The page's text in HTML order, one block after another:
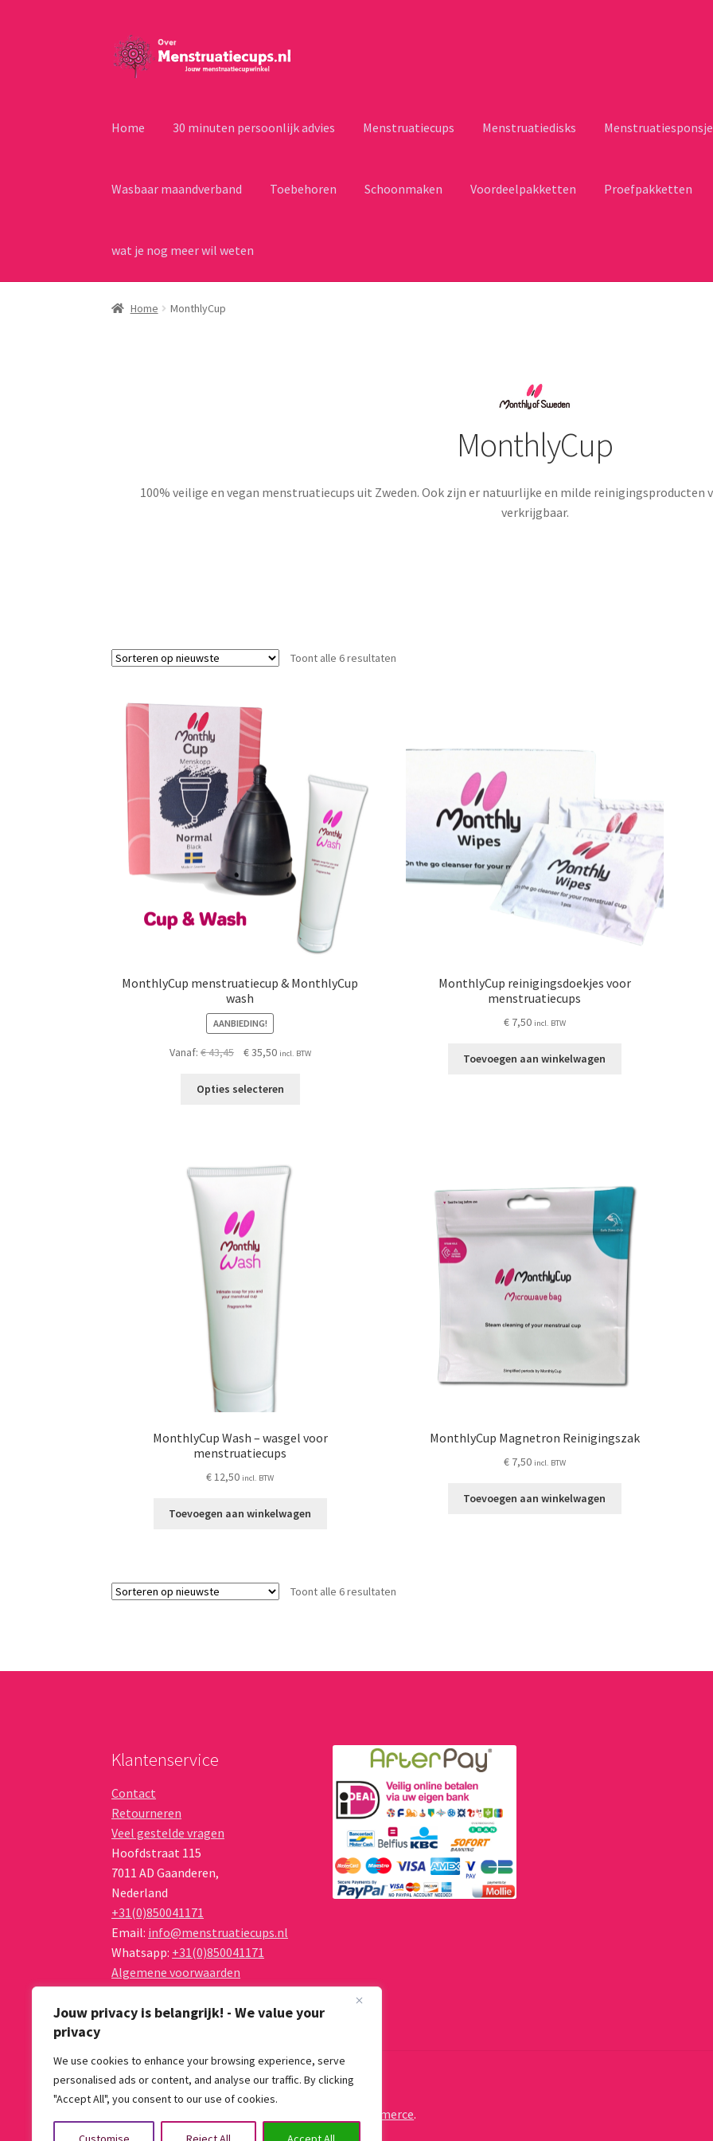
Jouw privacy is belangrijk! - We value your
privacy
We use cookies to enhance your browsing experience, serve
personalised ads or content, and analyse our traffic. By clicking
"Accept All", you consent to our use of cookies.
Ga
door
naar
Ga
naar
Home 30 minuten persoonlijk advies Menstruatiecups Menstruatiedisks
Wasbaar maandverband Toebehoren Schoonmaken Voordeelpakketten Proefpakketten
wat je nog meer wil weten
Home MonthlyCup
MonthlyCup
100% veilige en vegan menstruatiecups uit Zweden. Ook zijn er natuurlijke en milde reinigingsproducten
verkrijgbaar.
Toont alle 6 resultaten
MonthlyCup menstruatiecup & MonthlyCup
wash
AANBIEDING!
Vanaf:€43,45
Oorspronkelijke
was:
€35,50Huidige
is:
incl. BTW
Opties selecteren
MonthlyCup reinigingsdoekjes voor
menstruatiecups
€7,50 incl. BTW
Toevoegen aan winkelwagen
MonthlyCup Wash – wasgel voor
menstruatiecups
€12,50 incl. BTW
Toevoegen aan winkelwagen
MonthlyCup Magnetron Reinigingszak
€7,50 incl. BTW
Toevoegen aan winkelwagen
Toont alle 6 resultaten
Klantenservice
Contact
Retourneren
Veel gestelde vragen
Hoofdstraat 115
7011 AD Gaanderen,
Nederland
+31(0)850041171
Email: info@menstruatiecups.nl
Whatsapp: +31(0)850041171
Algemene voorwaarden
© Menstruatiecups.nl 2026
Gebouwd met WooCommerce.